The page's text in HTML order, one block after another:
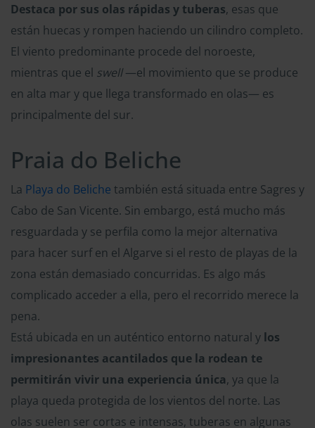
Destaca por sus olas rápidas y tuberas, esas que
están huecas y rompen haciendo un cilindro completo.
El viento predominante procede del noroeste,
mientras que el swell—el movimiento que se produce
en alta mar y que llega transformado en olas— es
principalmente del sur.
Praia do Beliche
La Playa do Beliche también está situada entre Sagres y
Cabo de San Vicente. Sin embargo, está mucho más
resguardada y se perfila como la mejor alternativa
para hacer surf en el Algarve si el resto de playas de la
zona están demasiado concurridas. Es algo más
complicado acceder a ella, pero el recorrido merece la
pena.
Está ubicada en un auténtico entorno natural y los
impresionantes acantilados que la rodean te
permitirán vivir una experiencia única, ya que la
playa queda protegida de los vientos del norte. Las
olas suelen ser cortas e intensas, tuberas en algunas